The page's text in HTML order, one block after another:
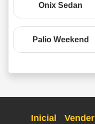
Onix Sedan
Palio Weekend
Inicial Vender